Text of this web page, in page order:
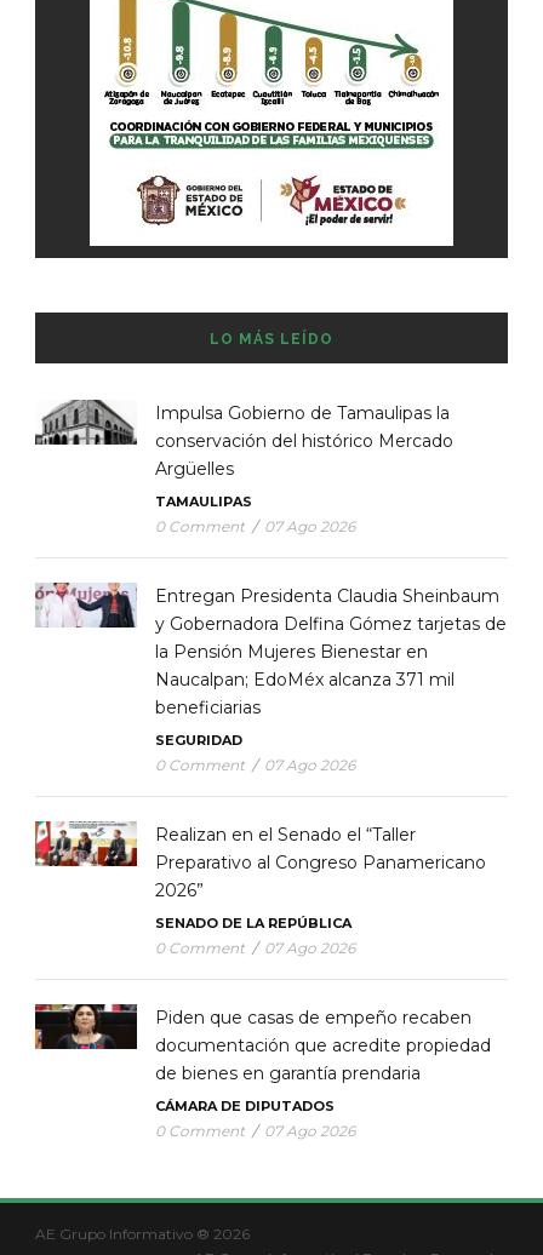
LO MÁS LEÍDO
Impulsa Gobierno de Tamaulipas la
conservación del histórico Mercado
Argüelles
TAMAULIPAS
0 Comment / 07 Ago 2026
Entregan Presidenta Claudia Sheinbaum
y Gobernadora Delfina Gómez tarjetas de
la Pensión Mujeres Bienestar en
Naucalpan; EdoMéx alcanza 371 mil
beneficiarias
SEGURIDAD
0 Comment / 07 Ago 2026
Realizan en el Senado el “Taller
Preparativo al Congreso Panamericano
2026”
SENADO DE LA REPÚBLICA
0 Comment / 07 Ago 2026
Piden que casas de empeño recaben
documentación que acredite propiedad
de bienes en garantía prendaria
CÁMARA DE DIPUTADOS
0 Comment / 07 Ago 2026
AE Grupo Informativo ® 2026